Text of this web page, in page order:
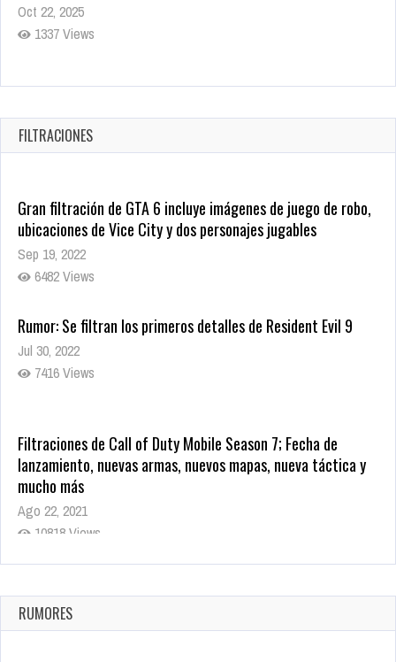
Oct 22, 2025
1337 Views
Revive el terror: El conjuro 4: Últimos ritos ya está disponible
Oct 20, 2025
1379 Views
FILTRACIONES
Gran filtración de GTA 6 incluye imágenes de juego de robo,
ubicaciones de Vice City y dos personajes jugables
Sep 19, 2022
6482 Views
Rumor: Se filtran los primeros detalles de Resident Evil 9
Jul 30, 2022
7416 Views
Filtraciones de Call of Duty Mobile Season 7; Fecha de
lanzamiento, nuevas armas, nuevos mapas, nueva táctica y
mucho más
Ago 22, 2021
10818 Views
La configuración de Call of Duty 2021 aparentemente ya fue
Ago 8, 2021
10003 Views
RUMORES